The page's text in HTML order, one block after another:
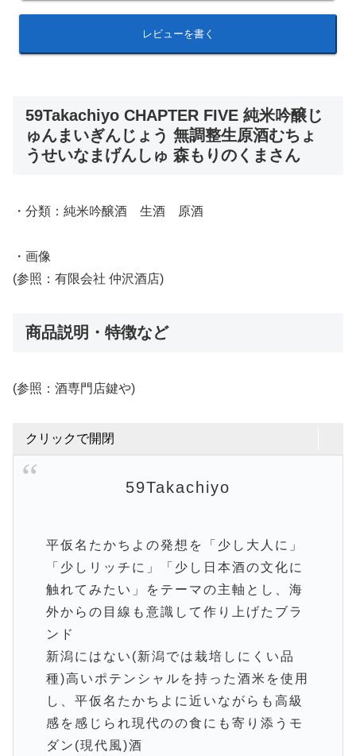
レビューを書く
59Takachiyo CHAPTER FIVE 純米吟醸じ
ゅんまいぎんじょう 無調整生原酒むちょ
うせいなまげんしゅ 森もりのくまさん
・分類：純米吟醸酒 生酒 原酒
・画像
(参照：有限会社 仲沢酒店)
商品説明・特徴など
(参照：酒専門店鍵や)
クリックで開閉
59Takachiyo
平仮名たかちよの発想を「少し大人に」
「少しリッチに」「少し日本酒の文化に
触れてみたい」をテーマの主軸とし、海
外からの目線も意識して作り上げたブラ
ンド
新潟にはない(新潟では栽培しにくい品
種)高いポテンシャルを持った酒米を使用
し、平仮名たかちよに近いながらも高級
感を感じられ現代のの食にも寄り添うモ
ダン(現代風)酒